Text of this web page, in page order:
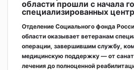
области прошли с начала
специализированных
Отделение Социального фонда
области оказывает ветеранам
операции, завершившим службу,
медицинскую поддержку — от
лечения до полноценной